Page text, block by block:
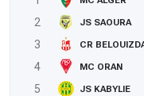
2
JS SAOURA
3
CR
4
MC ORAN
5
JS KABYLIE